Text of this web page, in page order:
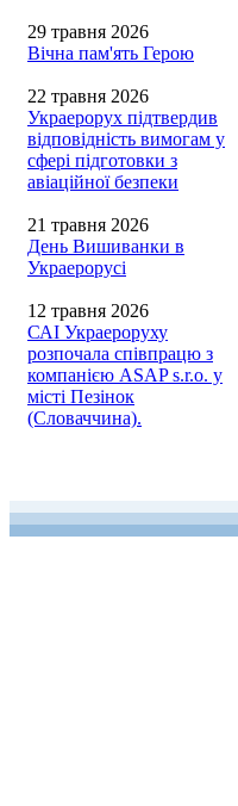
29 травня 2026
Вічна пам'ять Герою
22 травня 2026
Украерорух підтвердив
відповідність вимогам у
сфері підготовки з
авіаційної безпеки
21 травня 2026
День Вишиванки в
Украерорусі
12 травня 2026
САІ Украероруху
розпочала співпрацю з
компанією ASAP s.r.o. у
місті Пезінок
(Словаччина).